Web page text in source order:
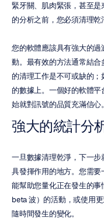
緊牙關、肌肉緊張，甚至
的分析之前，您必須清理乾
您的軟體應該具有強大的
動。最有效的方法通常結
的清理工作是不可或缺的
的數據上。一個好的軟體
始就對訊號的品質充滿信心。
強大的統計分
一旦數據清理乾淨，下一
具發揮作用的地方。您需
能幫助您量化正在發生的
beta 波）的活動，或使用
隨時間發生的變化。